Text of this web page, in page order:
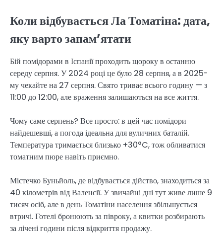
Коли відбувається Ла Томатіна: дата,
яку варто запам’ятати
Бій помідорами в Іспанії проходить щороку в останню
середу серпня. У 2024 році це було 28 серпня, а в 2025-
му чекайте на 27 серпня. Свято триває всього годину — з
11:00 до 12:00, але враження залишаються на все життя.
Чому саме серпень? Все просто: в цей час помідори
найдешевші, а погода ідеальна для вуличних баталій.
Температура тримається близько +30°C, тож обливатися
томатним пюре навіть приємно.
Містечко Буньйоль, де відбувається дійство, знаходиться за
40 кілометрів від Валенсії. У звичайні дні тут живе лише 9
тисяч осіб, але в день Томатіни населення збільшується
втричі. Готелі бронюють за півроку, а квитки розбирають
за лічені години після відкриття продажу.